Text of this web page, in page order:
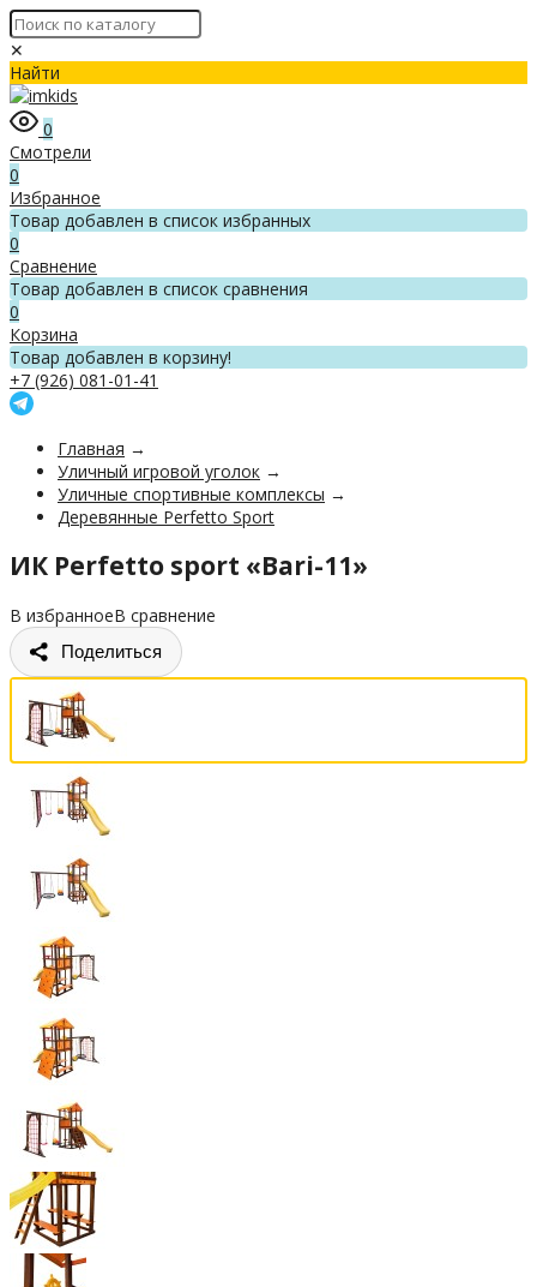
✕
Найти
0
Смотрели
0
Избранное
Товар добавлен в список избранных
0
Сравнение
Товар добавлен в список сравнения
0
Корзина
Товар добавлен в корзину!
+7 (926) 081-01-41
Главная →
Уличный игровой уголок →
Уличные спортивные комплексы →
Деревянные Perfetto Sport
ИК Perfetto sport «Bari-11»
В избранноеВ сравнение
Поделиться